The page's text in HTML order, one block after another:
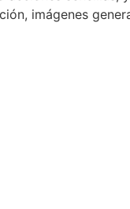
imágenes